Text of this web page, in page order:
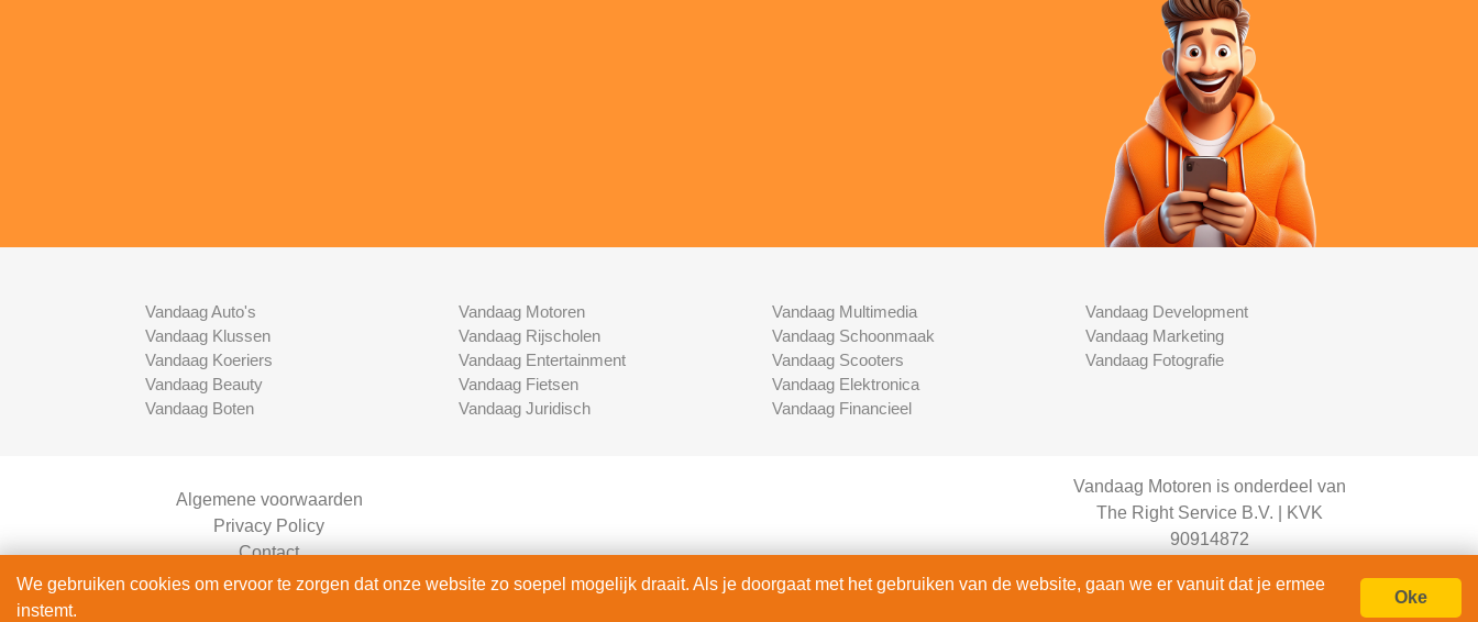
Vandaag Auto's
Vandaag Klussen
Vandaag Koeriers
Vandaag Beauty
Vandaag Boten
Vandaag Motoren
Vandaag Rijscholen
Vandaag Entertainment
Vandaag Fietsen
Vandaag Juridisch
Vandaag Multimedia
Vandaag Schoonmaak
Vandaag Scooters
Vandaag Elektronica
Vandaag Financieel
Vandaag Development
Vandaag Marketing
Vandaag Fotografie
Algemene voorwaarden
Privacy Policy
Contact
Bedrijven Inlog
Vandaag Motoren is onderdeel van
The Right Service B.V. | KVK
90914872
alle rechten voorbehouden.
We gebruiken cookies om ervoor te zorgen dat onze website zo soepel mogelijk draait. Als je doorgaat met het gebruiken van de website, gaan we er vanuit dat je ermee
instemt.
Oke